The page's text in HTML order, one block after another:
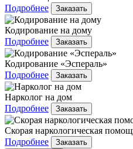
Подробнее
Заказать
Кодирование на дому
Подробнее
Заказать
Кодирование «Эспераль»
Подробнее
Заказать
Нарколог на дом
Подробнее
Заказать
Скорая наркологическая
Подробнее
Заказать